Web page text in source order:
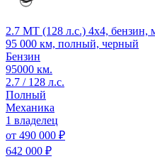
2.7 MT (128 л.с.) 4x4, бензин,
95 000 км, полный, черный
Бензин
95000 км.
2.7 / 128 л.с.
Полный
Механика
1 владелец
от 490 000 ₽
642 000 ₽